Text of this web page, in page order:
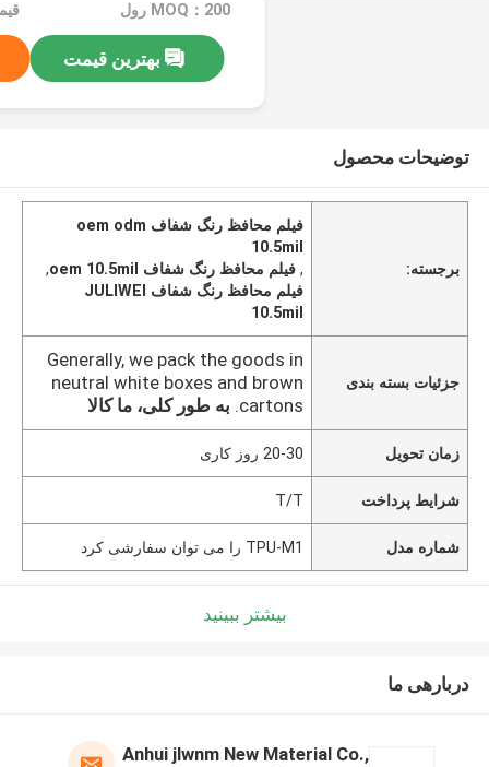
MOQ：200 رول
بهترین قیمت
توضیحات محصول
برجسته:
فیلم محافظ رنگ شفاف oem odm
10.5mil
,فیلم محافظ رنگ شفاف oem 10.5mil
,
فیلم محافظ رنگ شفاف JULIWEI
10.5mil
جزئیات بسته بندی
Generally, we pack the goods in
neutral white boxes and brown
cartons. به طور کلی، ما کالا
زمان تحویل 20-30 روز کاری
شرایط پرداخت T/T
شماره مدل TPU-M1 را می توان سفارشی کرد
بیشتر ببینید
دربارهی ما
Anhui jlwnm New Material Co.,